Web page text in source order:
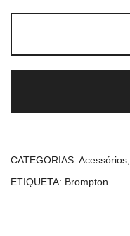
CATEGORIAS: Acessórios
ETIQUETA: Brompton